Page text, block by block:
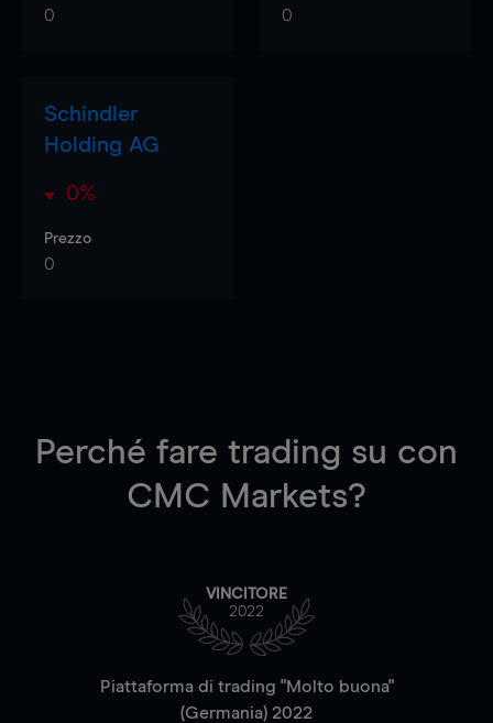
0 0
Schindler
Holding AG
0%
Prezzo
0
Perché fare trading su con
CMC Markets?
VINCITORE
2022
Piattaforma di trading "Molto buona"
(Germania) 2022